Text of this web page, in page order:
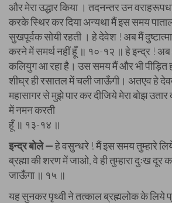
और मेरा उद्धार किया । तदनन्तर उन
करके स्थिर कर दिया अन्यथा मैं इस समय
सुखपूर्वक सोयी रहती । हे देवेश ! अब मैं
करने में समर्थ नहीं हूँ ॥ १०-१२ ॥ हे इन्द्र !
कलियुग आ रहा है। उस समय मैं और भी पीड़ित
शीघ्र ही रसातल में चली जाऊँगी। अतएव हे
महासागर से मुझे पार कर दीजिये मेरा बोझ
में नमन करती
हूँ ॥ १३-१४ ॥
इन्द्र बोले —हे वसुन्धरे ! मैं इस समय तुम्हारे
ब्रह्मा की शरण में जाओ, वे ही तुम्हारा दुःख दूर
जाऊँगा ॥ १५ ॥
यह सुनकर पृथ्वी ने तत्काल ब्रह्मलोक के लिये